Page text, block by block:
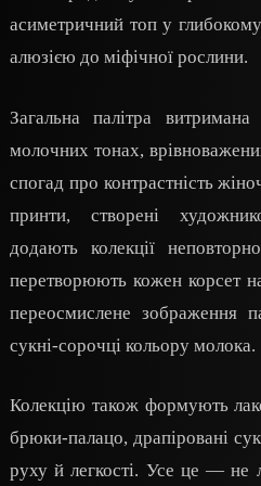
асиметричний топ у
алюзією до міфічної рослини.
Загальна палітра
молочних тонах,
спогад про контрастність
принти, створені
додають колекції
перетворюють кожен корсет
переосмислене зображення
сукні-сорочці кольору молока.
Колекцію також формують
брюки-палацо, драпіровані
руху й легкості. Усе це — не